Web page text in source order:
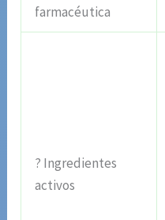
farmacéutica
? Ingredientes
activos